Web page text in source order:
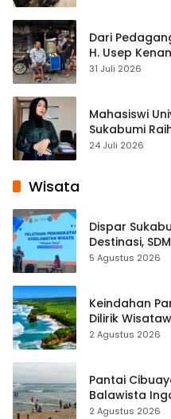
Dari
H. Usep
Cisaat
31 Juli 2026
Mahasiswi
Sukabumi
24 Juli 2026
Wisata
Dispar
Destinasi,
hingga Teknik
5 Agustus 2026
Keindahan
Dilirik
2 Agustus 2026
Pantai
Balawista
Waspada
2 Agustus 2026